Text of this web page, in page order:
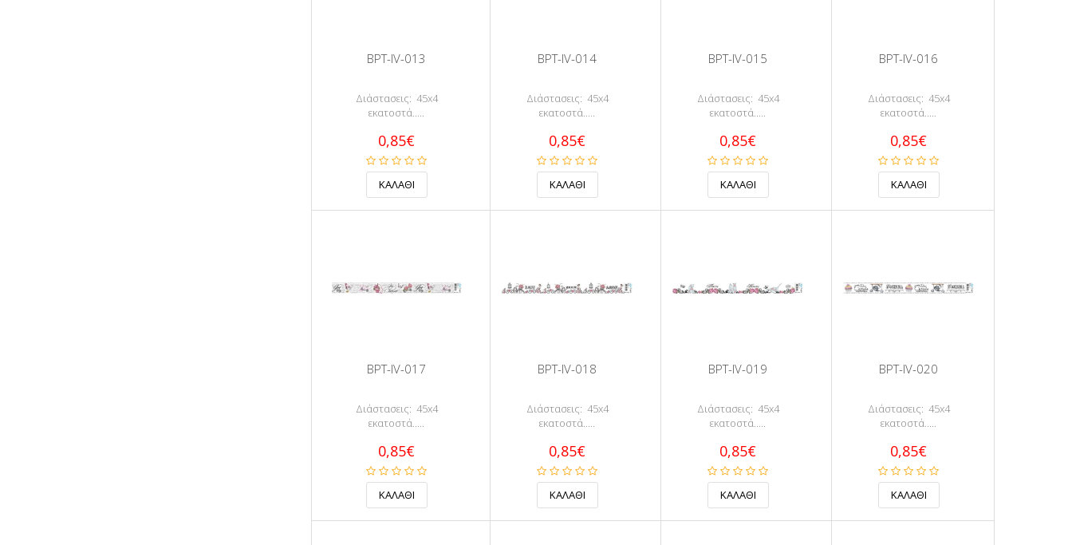
BPT-IV-013
Διάστασεις: 45x4
εκατοστά.....
0,85€
BPT-IV-014
Διάστασεις: 45x4
εκατοστά.....
0,85€
BPT-IV-015
Διάστασεις: 45x4
εκατοστά.....
0,85€
BPT-IV-016
Διάστασεις: 45x4
εκατοστά.....
0,85€
BPT-IV-017
Διάστασεις: 45x4
εκατοστά.....
0,85€
BPT-IV-018
Διάστασεις: 45x4
εκατοστά.....
0,85€
BPT-IV-019
Διάστασεις: 45x4
εκατοστά.....
0,85€
BPT-IV-020
Διάστασεις: 45x4
εκατοστά.....
0,85€